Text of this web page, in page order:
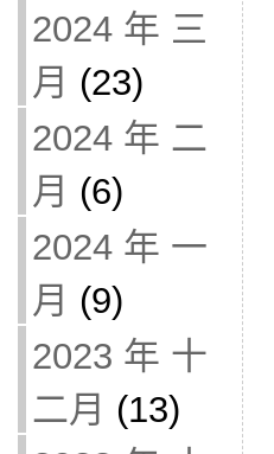
2024 年 三
月 (23)
2024 年 二
月 (6)
2024 年 一
月 (9)
2023 年 十
二月 (13)